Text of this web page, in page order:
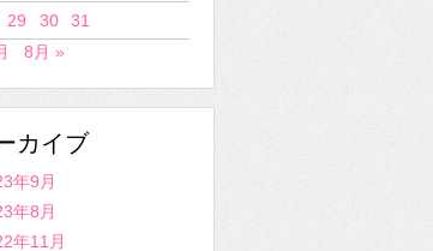
29 30
31
8月 »
カイブ
年9月
年8月
年11月